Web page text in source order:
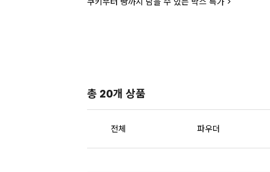
총 20개 상품
전체 파우더